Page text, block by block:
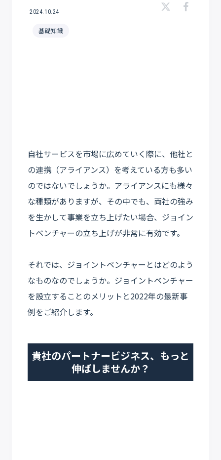
2024.10.24
基礎知識
自社サービスを市場に広めていく際に、他社と
の連携（アライアンス）を考えている方も多い
のではないでしょうか。アライアンスにも様々
な種類がありますが、その中でも、両社の強み
を生かして事業を立ち上げたい場合、ジョイン
トベンチャーの立ち上げが非常に有効です。
それでは、ジョイントベンチャーとはどのよう
なものなのでしょうか。ジョイントベンチャー
を設立することのメリットと2022年の最新事
例をご紹介します。
貴社のパートナービジネス、もっと
伸ばしませんか？